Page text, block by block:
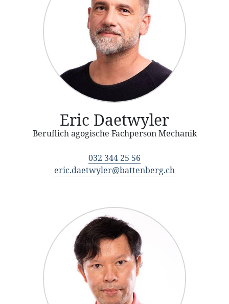
Eric Daetwyler
Beruflich agogische Fachperson Mechanik
032 344 25 56
eric.daetwyler@battenberg.ch